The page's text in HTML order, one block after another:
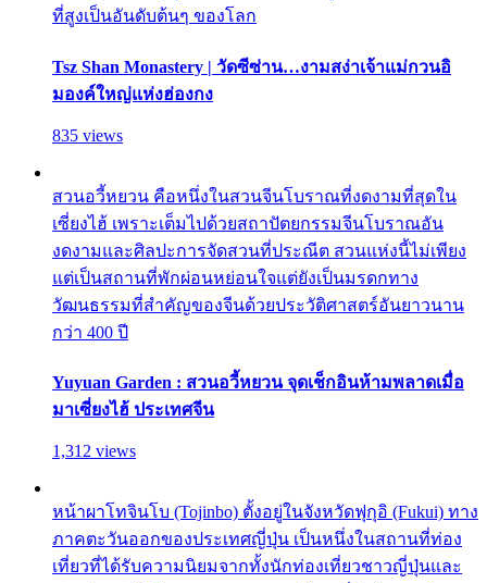
ที่สูงเป็นอันดับต้นๆ ของโลก
Tsz Shan Monastery | วัดซีซ่าน…งามสง่าเจ้าแม่กวนอิ
มองค์ใหญ่แห่งฮ่องกง
835 views
สวนอวี้หยวน คือหนึ่งในสวนจีนโบราณที่งดงามที่สุดใน
เซี่ยงไฮ้ เพราะเต็มไปด้วยสถาปัตยกรรมจีนโบราณอัน
งดงามและศิลปะการจัดสวนที่ประณีต สวนแห่งนี้ไม่เพียง
แต่เป็นสถานที่พักผ่อนหย่อนใจแต่ยังเป็นมรดกทาง
วัฒนธรรมที่สำคัญของจีนด้วยประวัติศาสตร์อันยาวนาน
กว่า 400 ปี
Yuyuan Garden : สวนอวี้หยวน จุดเช็กอินห้ามพลาดเมื่อ
มาเซี่ยงไฮ้ ประเทศจีน
1,312 views
หน้าผาโทจินโบ (Tojinbo) ตั้งอยู่ในจังหวัดฟุกุอิ (Fukui) ทาง
ภาคตะวันออกของประเทศญี่ปุ่น เป็นหนึ่งในสถานที่ท่อง
เที่ยวที่ได้รับความนิยมจากทั้งนักท่องเที่ยวชาวญี่ปุ่นและ